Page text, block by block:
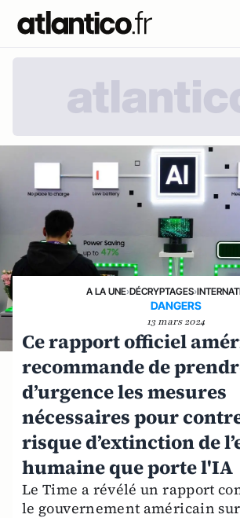
A LA UNE›DÉCRYPTAGES›
DANGERS
13 mars 2024
Ce rapport officiel
recommande de
d’urgence les mesures
nécessaires pour
risque d’extinction de
humaine que porte l'IA
Le Time a révélé un rapport
le gouvernement américain